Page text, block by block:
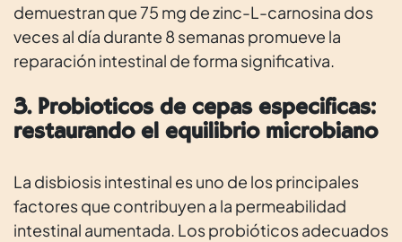
demuestran que 75 mg de zinc-L-carnosina dos
veces al día durante 8 semanas promueve la
reparación intestinal de forma significativa.
3. Probióticos de cepas específicas:
restaurando el equilibrio microbiano
La disbiosis intestinal es uno de los principales
factores que contribuyen a la permeabilidad
intestinal aumentada. Los probióticos adecuados